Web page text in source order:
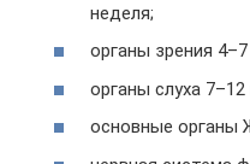
неделя;
органы зрения
органы слуха 7–12
основные органы